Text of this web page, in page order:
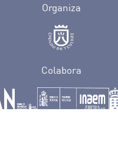
Organiza
Colabora